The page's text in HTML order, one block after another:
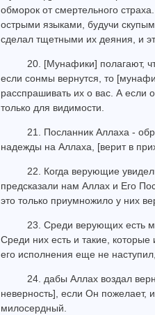
обморок от смертельного
острыми языками, будучи
сделал тщетными их деяния, и
20. [Мунафики] полагают,
если сонмы вернутся, то
расспрашивать их о вас. А если
только для видимости.
21. Посланник Аллаха -
надежды на Аллаха, [верит в
22. Когда верующие
предсказали нам Аллах и Его
это только приумножило у них
23. Среди верующих есть
Среди них есть и такие, которые
его исполнения еще не
24. дабы Аллах воздал
неверность], если Он
милосердный.